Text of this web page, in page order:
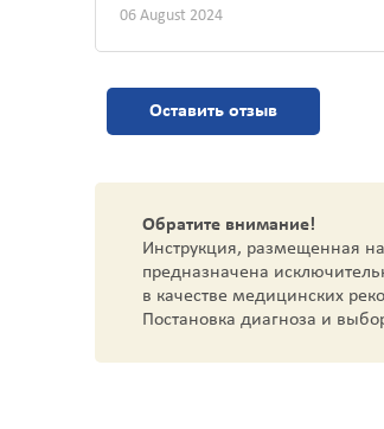
06 August 2024
Оставить отзыв
Обратите внимание!
Инструкция, размещенная
предназначена
в качестве медицинских
Постановка диагноза и